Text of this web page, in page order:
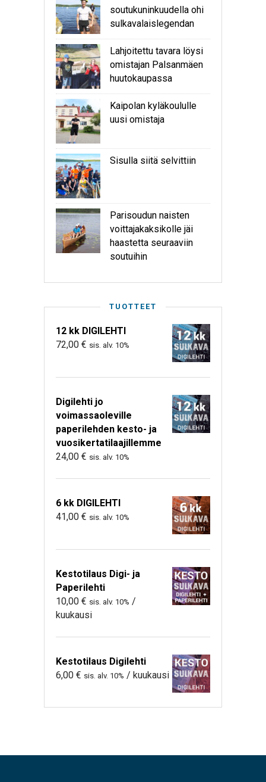
soutukuninkuudella ohi
sulkavalaislegendan
Lahjoitettu tavara löysi
omistajan Palsanmäen
huutokaupassa
Kaipolan kyläkoululle
uusi omistaja
Sisulla siitä selvittiin
Parisoudun naisten
voittajakaksikolle jäi
haastetta seuraaviin
soutuihin
TUOTTEET
12 kk DIGILEHTI
72,00 € sis. alv. 10%
Digilehti jo
voimassaoleville
paperilehden kesto- ja
vuosikertatilaajillemme
24,00 € sis. alv. 10%
6 kk DIGILEHTI
41,00 € sis. alv. 10%
Kestotilaus Digi- ja
Paperilehti
10,00 € sis. alv. 10% /
kuukausi
Kestotilaus Digilehti
6,00 € sis. alv. 10% / kuukausi